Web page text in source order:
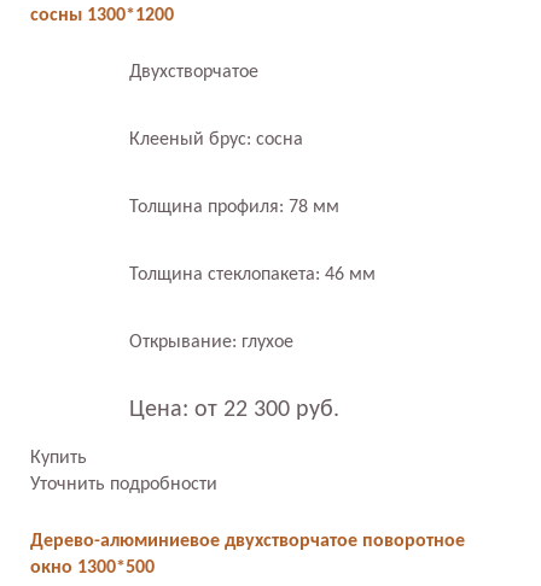
сосны 1300*1200
Двухстворчатое
Клееный брус: сосна
Толщина профиля: 78 мм
Толщина стеклопакета: 46 мм
Открывание: глухое
Цена: от 22 300 руб.
Купить
Уточнить подробности
Дерево-алюминиевое двухстворчатое поворотное
окно 1300*500